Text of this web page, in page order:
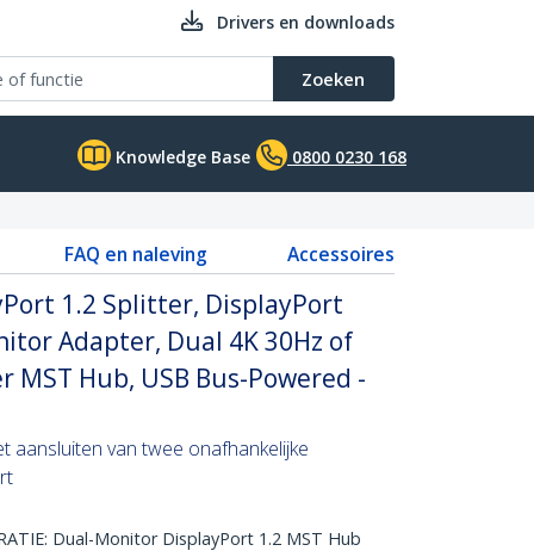
Drivers en downloads
Zoeken
Knowledge Base 0800 0230 168
FAQ en naleving Accessoires
1.2 Splitter, DisplayPort
Adapter, Dual 4K 30Hz of
MST Hub, USB Bus-Powered -
aansluiten van twee onafhankelijke
Dual-Monitor DisplayPort 1.2 MST Hub